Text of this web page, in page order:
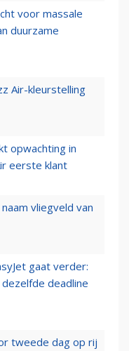
voor massale
duurzame
Air-kleurstelling
opwachting in
eerste klant
vliegveld van
gaat verder:
deadline
tweede dag op rij